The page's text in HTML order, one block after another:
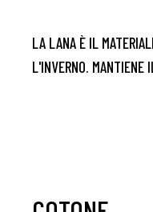
LA LANA È IL
L'INVERNO. MANTIENE